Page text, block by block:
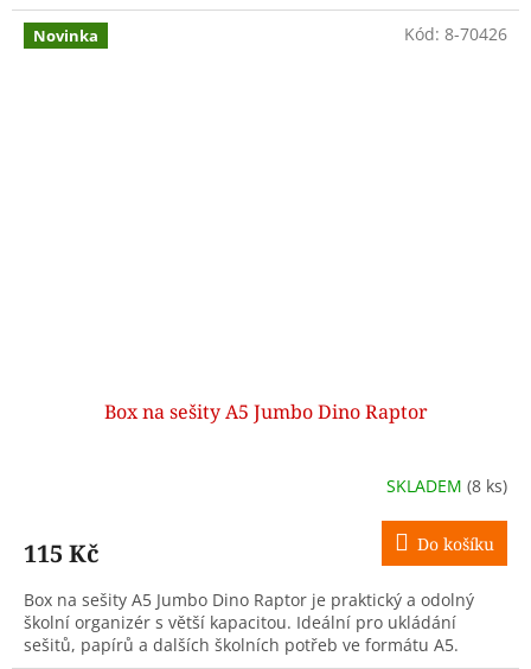
Novinka
Box na sešity A5 Jumbo Dino Raptor
SKLADEM (8 ks)
115 Kč Do košíku
Box na sešity A5 Jumbo Dino Raptor je praktický a odolný
školní organizér s větší kapacitou. Ideální pro ukládání
sešitů, papírů a dalších školních potřeb ve formátu A5.
Kód: 8-70426